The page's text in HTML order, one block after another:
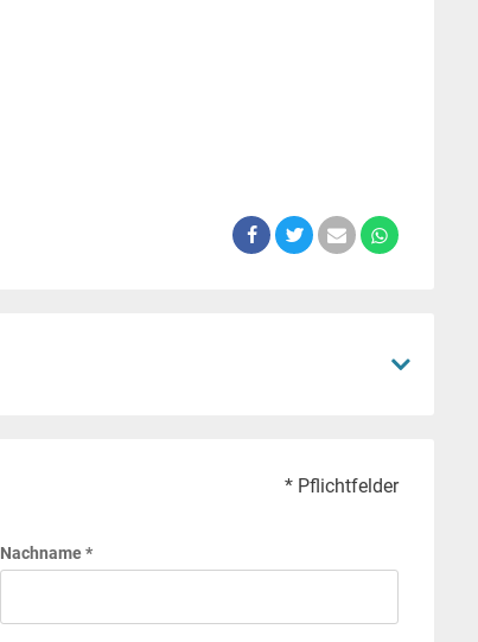
* Pflichtfelder
Nachname *